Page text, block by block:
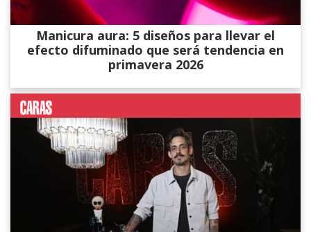
Manicura aura: 5 diseños para llevar el
efecto difuminado que será tendencia en
primavera 2026